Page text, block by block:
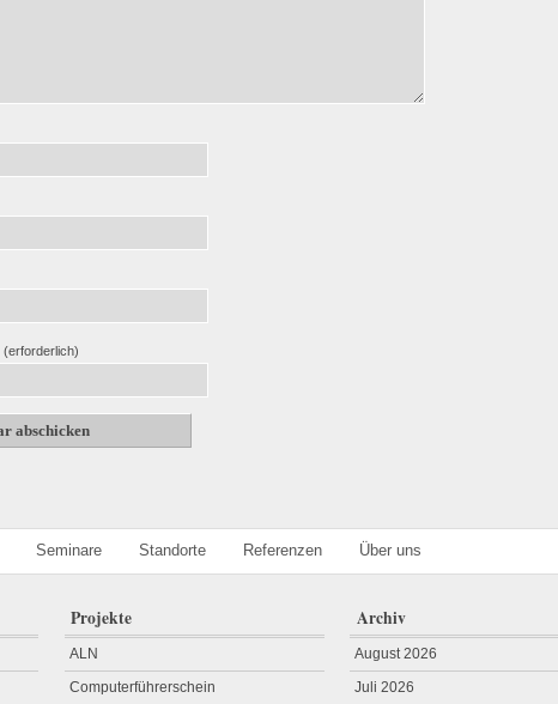
(erforderlich)
Seminare Standorte Referenzen Über uns
Projekte
ALN
Computerführerschein
Archiv
August 2026
Juli 2026